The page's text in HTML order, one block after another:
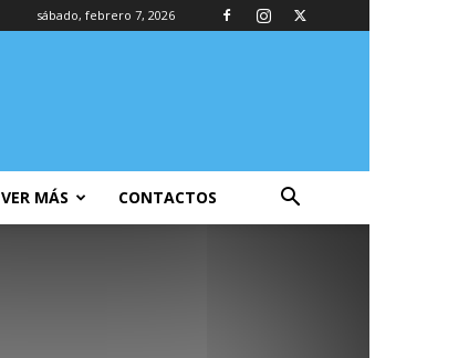
sábado, febrero 7, 2026
VER MÁS CONTACTOS